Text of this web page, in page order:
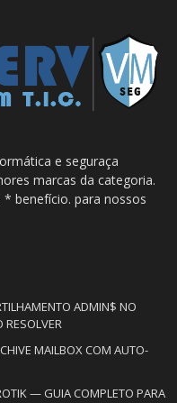
e seguraça
marcas da categoria.
benefício. para nossos
ADMIN$ NO
RESOLVER
MAILBOX COM AUTO-
— GUIA COMPLETO PARA